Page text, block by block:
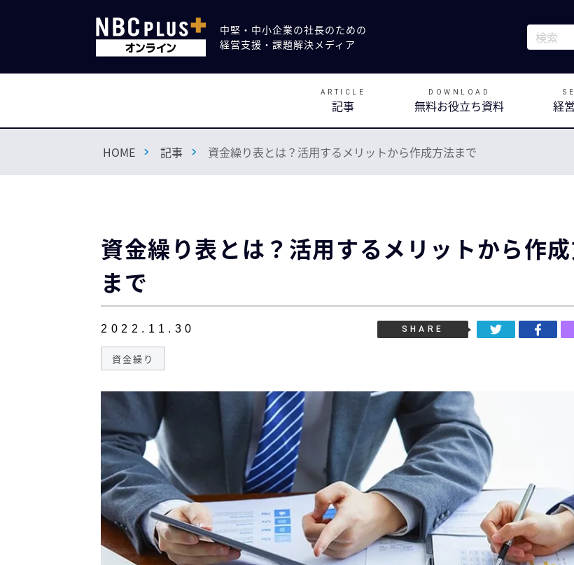
中堅・中小企業の社長のための
経営支援・課題解決メディア
これは
検索フ
ARTICLE
記事
DOWNLOAD
無料お役立ち資料 経
HOME 記事 資金繰り表とは？活用するメリットから作成方法まで
資金繰り表とは？活用するメリットから作
まで
2022.11.30
資金繰り
SHARE